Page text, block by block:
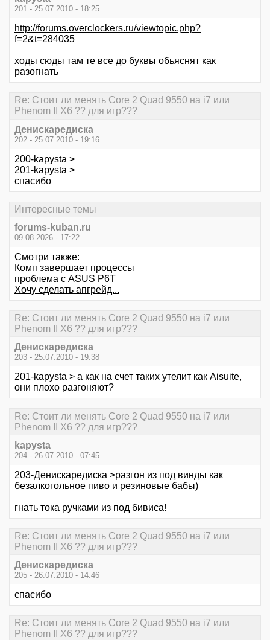
201 - 25.07.2010 - 18:25
http://forums.overclockers.ru/viewtopic.php?
f=2&t=284035
ходы сюды там те все до буквы обьяснят как
разогнать
Re: Стоит ли менять Core 2 Quad 9550 на i7 или
Phenom II X6 ?? для игр???
Денискаредиска
202 - 25.07.2010 - 19:16
200-kapysta >
201-kapysta >
спасибо
Интересные темы
forums-kuban.ru
09.08.2026 - 17:22
Смотри также:
Комп завершает процессы
проблема с ASUS P6T
Хочу сделать апгрейд...
Re: Стоит ли менять Core 2 Quad 9550 на i7 или
Phenom II X6 ?? для игр???
Денискаредиска
203 - 25.07.2010 - 19:38
201-kapysta > а как на счет таких утелит как Aisuitе,
они плохо разгоняют?
Re: Стоит ли менять Core 2 Quad 9550 на i7 или
Phenom II X6 ?? для игр???
kapysta
204 - 26.07.2010 - 07:45
203-Денискаредиска >разгон из под винды как
безалкогольное пиво и резиновые бабы)
гнать тока ручками из под бивиса!
Re: Стоит ли менять Core 2 Quad 9550 на i7 или
Phenom II X6 ?? для игр???
Денискаредиска
205 - 26.07.2010 - 14:46
спасибо
Re: Стоит ли менять Core 2 Quad 9550 на i7 или
Phenom II X6 ?? для игр???